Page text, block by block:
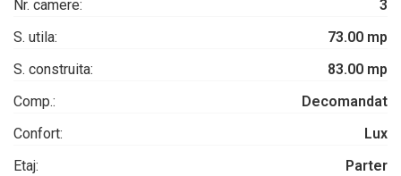
Nr. camere:
3
S. utila:
73.00 mp
S. construita:
83.00 mp
Comp.:
Decomandat
Confort:
Lux
Etaj:
Parter